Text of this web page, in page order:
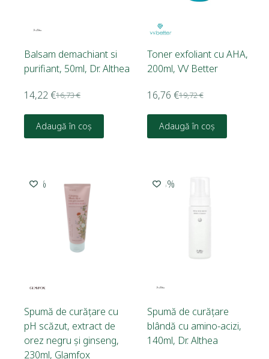
Balsam demachiant si
purifiant, 50ml, Dr. Althea
16,73€
14,22€
Adaugă în coș
Toner exfoliant cu AHA,
200ml, VV Better
19,72€
16,76 €
Adaugă în coș
-5%
Spumă de curățare cu
pH scăzut, extract de
orez negru și ginseng,
230ml, Glamfox
-15%
Spumă de curățare
blândă cu amino-acizi,
140ml, Dr. Althea